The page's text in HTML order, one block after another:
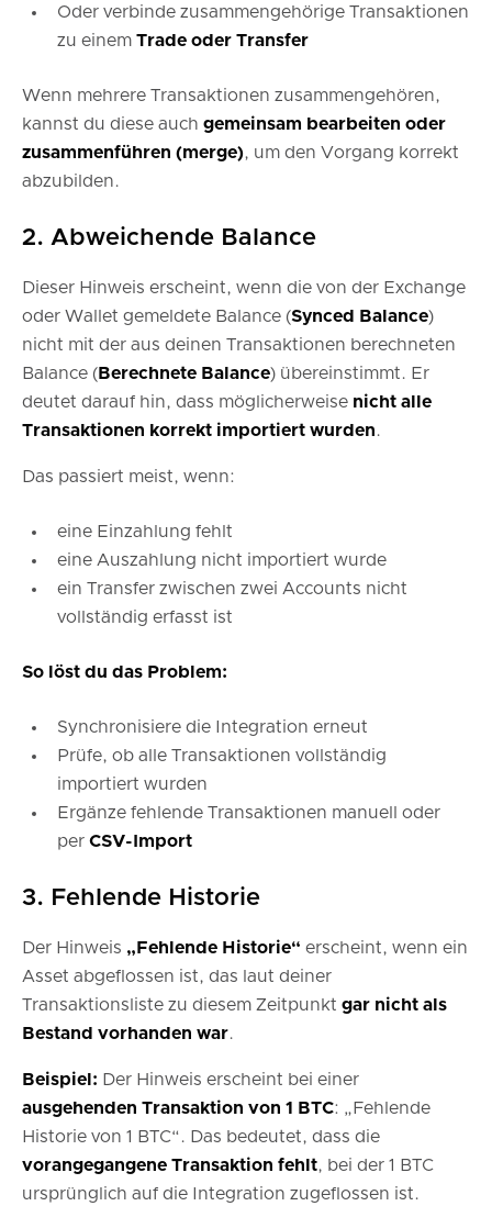
Oder verbinde zusammengehörige Transaktionen
zu einem Trade oder Transfer
Wenn mehrere Transaktionen zusammengehören,
kannst du diese auch gemeinsam bearbeiten oder
zusammenführen (merge), um den Vorgang korrekt
abzubilden.
2. Abweichende Balance
Dieser Hinweis erscheint, wenn die von der Exchange
oder Wallet gemeldete Balance (Synced Balance)
nicht mit der aus deinen Transaktionen berechneten
Balance (Berechnete Balance) übereinstimmt. Er
deutet darauf hin, dass möglicherweise nicht alle
Transaktionen korrekt importiert wurden.
Das passiert meist, wenn:
eine Einzahlung fehlt
eine Auszahlung nicht importiert wurde
ein Transfer zwischen zwei Accounts nicht
vollständig erfasst ist
So löst du das Problem:
Synchronisiere die Integration erneut
Prüfe, ob alle Transaktionen vollständig
importiert wurden
Ergänze fehlende Transaktionen manuell oder
per CSV-Import
3. Fehlende Historie
Der Hinweis „Fehlende Historie“ erscheint, wenn ein
Asset abgeflossen ist, das laut deiner
Transaktionsliste zu diesem Zeitpunkt gar nicht als
Bestand vorhanden war.
Beispiel: Der Hinweis erscheint bei einer
ausgehenden Transaktion von 1 BTC: „Fehlende
Historie von 1 BTC“. Das bedeutet, dass die
vorangegangene Transaktion fehlt, bei der 1 BTC
ursprünglich auf die Integration zugeflossen ist.